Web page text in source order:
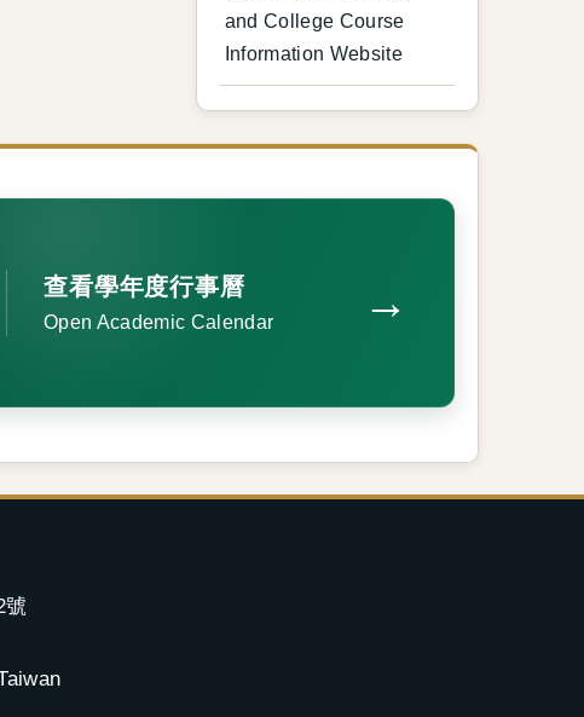
and College Course
Information Website
查看學年度行事曆
Open Academic Calendar →
號